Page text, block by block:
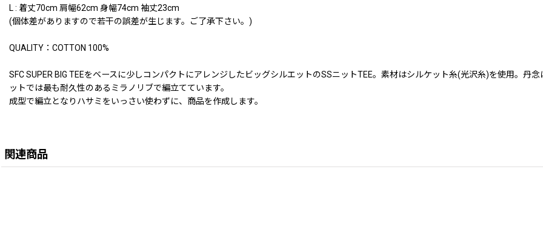
L : 着丈70cm 肩幅62cm 身幅74cm 袖丈23cm
(個体差がありますので若干の誤差が生じます。ご了承下さい。)
QUALITY：COTTON 100%
SFC SUPER BIG TEEをベースに少しコンパクトにアレンジしたビッグシルエットのSSニットTEE。素材はシルケット糸(光沢糸)を使用。
ットでは最も耐久性のあるミラノリブで編立てています。
成型で編立となりハサミをいっさい使わずに、商品を作成します。
関連商品